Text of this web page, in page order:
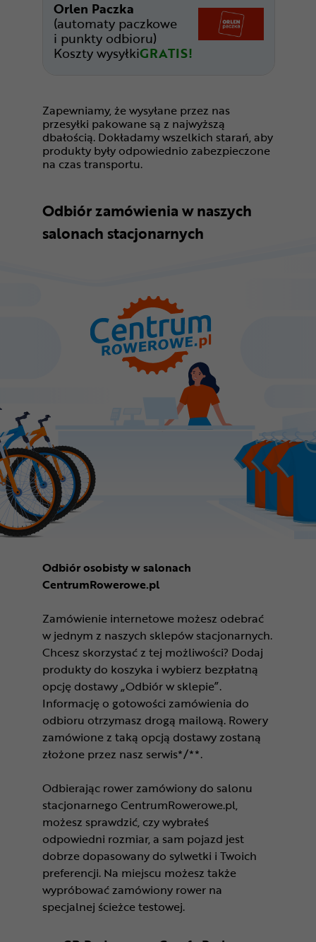
Orlen Paczka
(automaty paczkowe
i punkty odbioru)
Koszty wysyłkiGRATIS!
Zapewniamy, że wysyłane przez nas
przesyłki pakowane są z najwyższą
dbałością. Dokładamy wszelkich starań, aby
produkty były odpowiednio zabezpieczone
na czas transportu.
Odbiór zamówienia w naszych
salonach stacjonarnych
Odbiór osobisty w salonach
CentrumRowerowe.pl
Zamówienie internetowe możesz odebrać
w jednym z naszych sklepów stacjonarnych.
Chcesz skorzystać z tej możliwości? Dodaj
produkty do koszyka i wybierz bezpłatną
opcję dostawy „Odbiór w sklepie”.
Informację o gotowości zamówienia do
odbioru otrzymasz drogą mailową. Rowery
zamówione z taką opcją dostawy zostaną
złożone przez nasz serwis*/**.
Odbierając rower zamówiony do salonu
stacjonarnego CentrumRowerowe.pl,
możesz sprawdzić, czy wybrałeś
odpowiedni rozmiar, a sam pojazd jest
dobrze dopasowany do sylwetki i Twoich
preferencji. Na miejscu możesz także
wypróbować zamówiony rower na
specjalnej ścieżce testowej.